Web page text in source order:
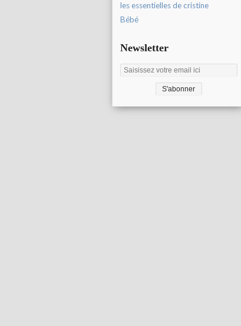
les essentielles de cristine
Bébé
Newsletter